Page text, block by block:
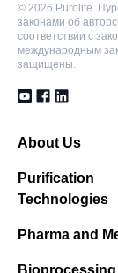
© 2026 Purolite.
законами об
соответствии с
международным
защищены.
About Us
Purification
Technologies
Pharma and
Bioprocessing